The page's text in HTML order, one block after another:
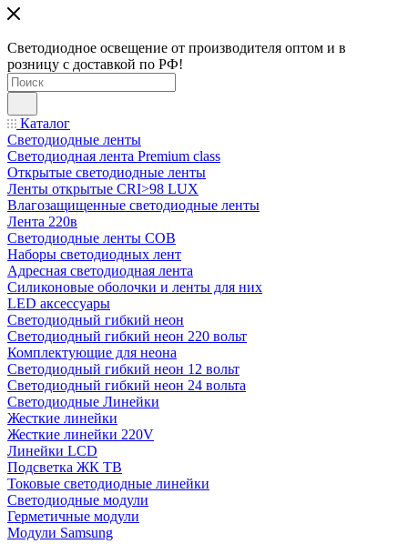
Светодиодное освещение от производителя оптом и в
розницу с доставкой по РФ!
Каталог
Светодиодные ленты
Светодиодная лента Premium class
Открытые светодиодные ленты
Ленты открытые CRI>98 LUX
Влагозащищенные светодиодные ленты
Лента 220в
Светодиодные ленты COB
Наборы светодиодных лент
Адресная светодиодная лента
Силиконовые оболочки и ленты для них
LED аксессуары
Светодиодный гибкий неон
Светодиодный гибкий неон 220 вольт
Комплектующие для неона
Светодиодный гибкий неон 12 вольт
Светодиодный гибкий неон 24 вольта
Светодиодные Линейки
Жесткие линейки
Жесткие линейки 220V
Линейки LCD
Подсветка ЖК ТВ
Токовые светодиодные линейки
Светодиодные модули
Герметичные модули
Модули Samsung